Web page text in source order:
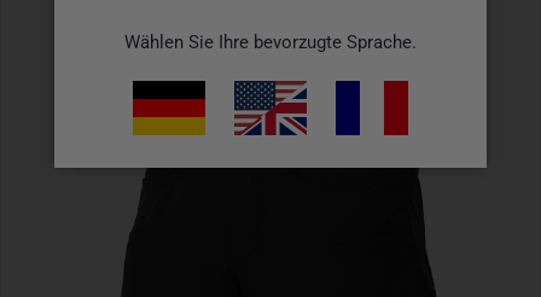
Wählen Sie Ihre bevorzugte Sprache.